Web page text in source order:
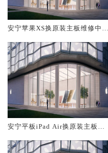
安宁苹果XS换原装主板维修中心
安宁平板iPad Air换原装主板维